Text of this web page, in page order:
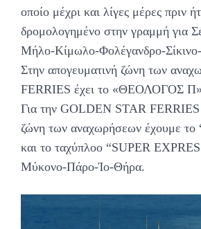
οποίο μέχρι και λίγες μέρες πριν
δρομολογημένο στην γραμμή για
Μήλο-Κίμωλο-Φολέγανδρο-
Στην απογευματινή ζώνη των
FERRIES έχει το «ΘΕΟΛΟΓΟΣ
Για την GOLDEN STAR FERRIES
ζώνη των αναχωρήσεων έχουμε το
και το ταχύπλοο “SUPER
Μύκονο-Πάρο-Ίο-Θήρα.